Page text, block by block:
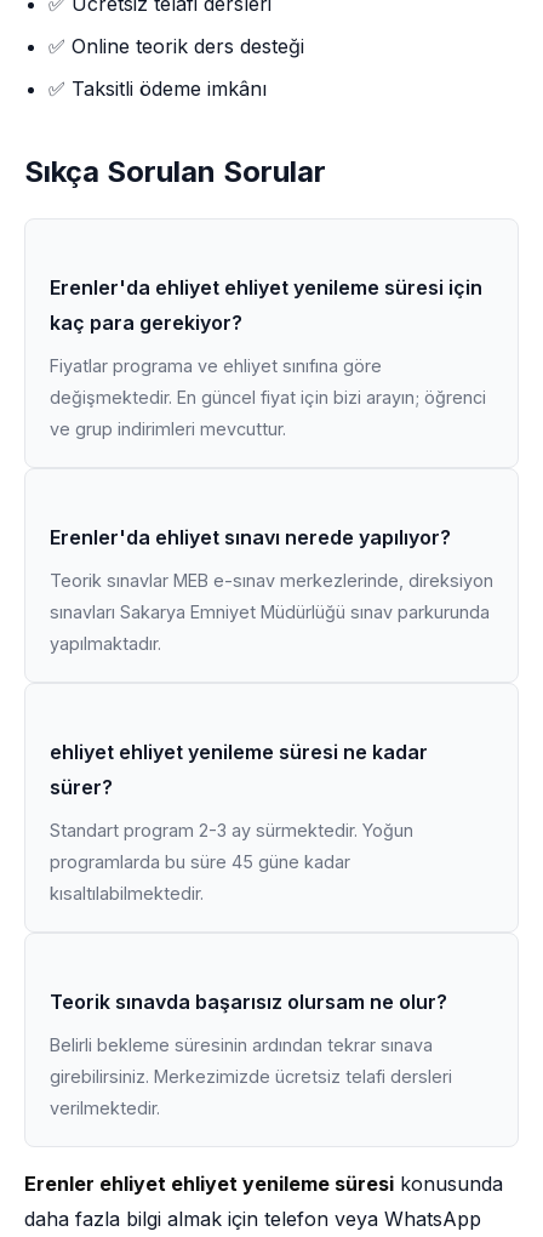
✅ Online teorik ders desteği
✅ Taksitli ödeme imkânı
Sıkça Sorulan Sorular
Erenler'da ehliyet ehliyet yenileme süresi için
kaç para gerekiyor?
Fiyatlar programa ve ehliyet sınıfına göre
değişmektedir. En güncel fiyat için bizi arayın; öğrenci
ve grup indirimleri mevcuttur.
Erenler'da ehliyet sınavı nerede yapılıyor?
Teorik sınavlar MEB e-sınav merkezlerinde, direksiyon
sınavları Sakarya Emniyet Müdürlüğü sınav parkurunda
yapılmaktadır.
ehliyet ehliyet yenileme süresi ne kadar
sürer?
Standart program 2-3 ay sürmektedir. Yoğun
programlarda bu süre 45 güne kadar
kısaltılabilmektedir.
Teorik sınavda başarısız olursam ne olur?
Belirli bekleme süresinin ardından tekrar sınava
girebilirsiniz. Merkezimizde ücretsiz telafi dersleri
verilmektedir.
Erenler ehliyet ehliyet yenileme süresi konusunda
daha fazla bilgi almak için telefon veya WhatsApp